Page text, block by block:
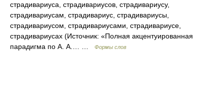
страдивариуса, страдивариусов, страдивариусу,
страдивариусам, страдивариус, страдивариусы,
страдивариусом, страдивариусами, страдивариусе,
страдивариусах (Источник: «Полная акцентуированная
парадигма по А. А.… …
Формы слов